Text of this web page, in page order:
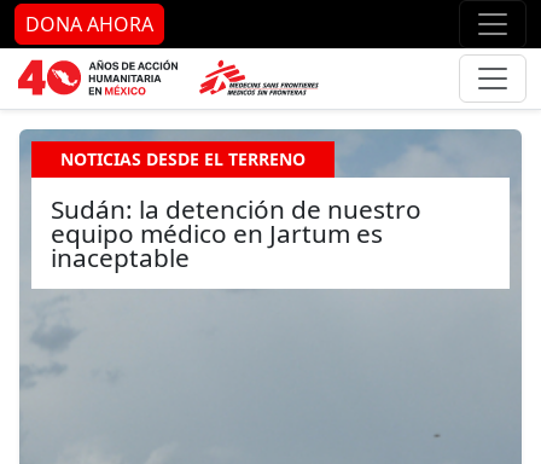
Ir al contenido principal Ir
DONA AHORA
NOTICIAS DESDE EL TERRENO
Sudán: la detención de nuestro
equipo médico en Jartum es
inaceptable